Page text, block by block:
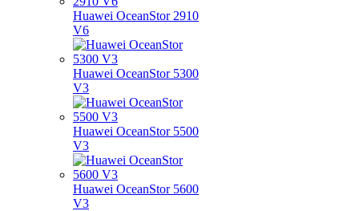
Huawei OceanStor 2910
V6
Huawei OceanStor 5300
V3
Huawei OceanStor 5500
V3
Huawei OceanStor 5600
V3